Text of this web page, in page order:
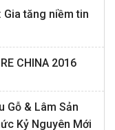
tăng niềm tin
CHINA 2016
Gỗ & Lâm Sản
Kỷ Nguyên Mới